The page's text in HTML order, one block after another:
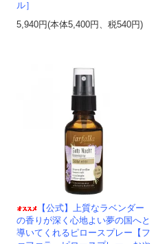
ル］
5,940円(本体5,400円、税540円)
【公式】上質なラベンダー
の香りが深く心地よい夢の国へと
導いてくれるピロースプレー【フ